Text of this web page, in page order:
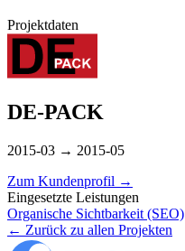
Projektdaten
DE-PACK
2015-03 → 2015-05
Zum Kundenprofil →
Eingesetzte Leistungen
Organische Sichtbarkeit (SEO)
← Zurück zu allen Projekten